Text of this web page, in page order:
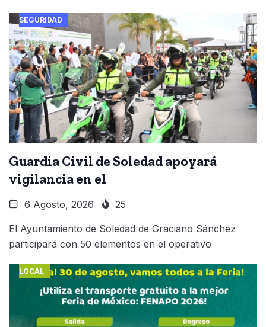
SEGURIDAD
Guardia Civil de Soledad apoyará
vigilancia en el
6 Agosto, 2026 25
El Ayuntamiento de Soledad de Graciano Sánchez
participará con 50 elementos en el operativo
LOCAL